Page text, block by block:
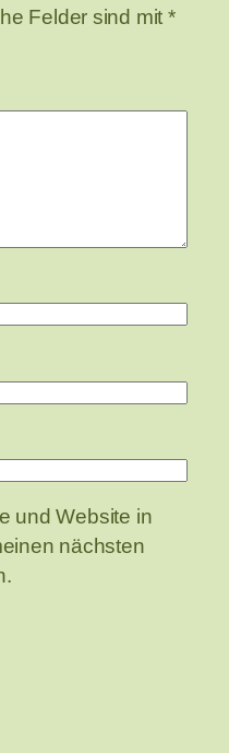
Felder sind mit *
und Website in
nächsten